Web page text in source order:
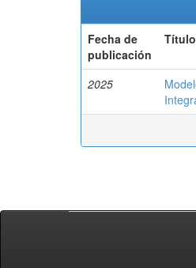
Fecha de
publicación
Título
2025